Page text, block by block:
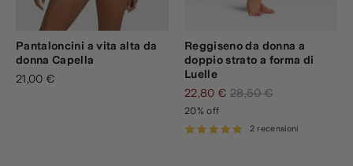
Pantaloncini a vita alta da
donna Capella
21,00 €
Reggiseno da donna a
doppio strato a forma di
Luelle
22,80 € Prezzo
28,50 €
20% off
2 recensioni